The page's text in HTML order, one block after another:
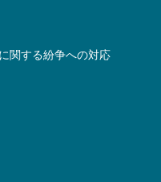
関する紛争への対応